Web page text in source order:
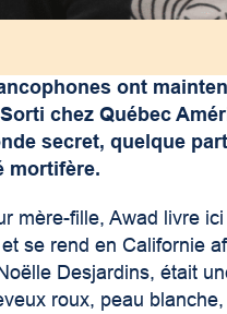
ont
chez Québec
secret, quelque
mortifère.
mère-fille, Awad livre
se rend en Californie
Desjardins, était
roux, peau